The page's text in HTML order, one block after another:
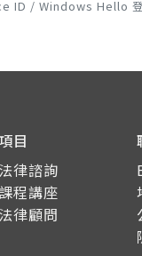
ID / Windows Hello
目
律諮詢
程講座
律顧問